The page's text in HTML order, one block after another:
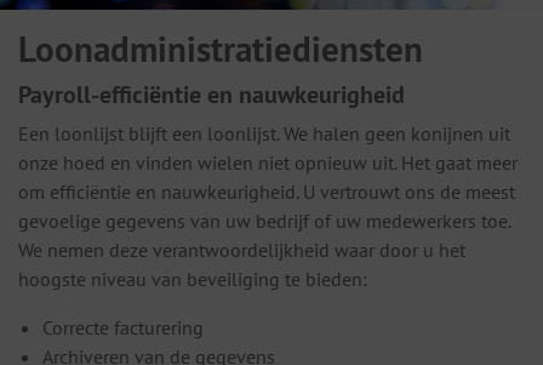
Loonadministratiediensten
Payroll-efficiëntie en nauwkeurigheid
Een loonlijst blijft een loonlijst. We halen geen konijnen uit
onze hoed en vinden wielen niet opnieuw uit. Het gaat meer
om efficiëntie en nauwkeurigheid. U vertrouwt ons de meest
gevoelige gegevens van uw bedrijf of uw medewerkers toe.
We nemen deze verantwoordelijkheid waar door u het
hoogste niveau van beveiliging te bieden:
Correcte facturering
Archiveren van de gegevens